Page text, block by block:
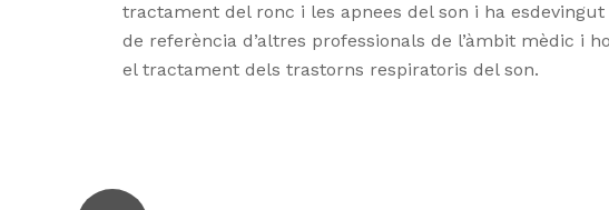
tractament del ronc i les apnees del son i ha
de referència d’altres professionals de l’àmbit mèdic i
el tractament dels trastorns respiratoris del son.